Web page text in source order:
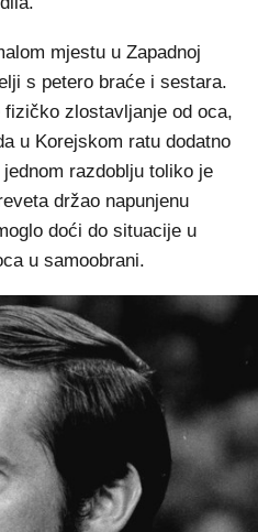
mjestu u Zapadnoj
s petero braće i sestara.
zlostavljanje od oca,
u Korejskom ratu dodatno
razdoblju toliko je
držao napunjenu
doći do situacije u
u samoobrani.